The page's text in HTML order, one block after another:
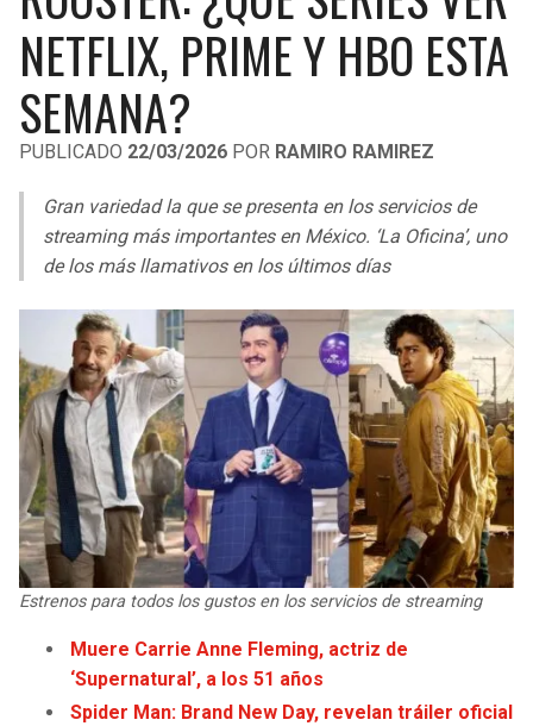
LIGA DE EXPANSIÓN MX
LEAGUES CUP
UEFA EUROPA LEAGUE
UEFA CONFERENCE LEAGUE
MLS
COPA SUDAMERICANA
LIGA BETPLAY
OTRAS LIGAS
RAIDERS
CHARGERS
BENGALS
BROWNS
STEELERS
TEXANS
COLTS
JAGUARS
TITANS
COWBOYS
CAVALIERS
PISTONS
BUCKS
HAWKS
HORNETS
HEAT
MAGIC
WIZARDS
WARRIORS
CLIPPERS
NETFLIX, PRIME Y HBO ESTA
SEMANA?
PUBLICADO 22/03/2026 POR RAMIRO RAMIREZ
Gran variedad la que se presenta en los servicios de
streaming más importantes en México. ‘La Oficina’, uno
de los más llamativos en los últimos días
Estrenos para todos los gustos en los servicios de streaming
Muere Carrie Anne Fleming, actriz de
‘Supernatural’, a los 51 años
Spider Man: Brand New Day, revelan tráiler oficial